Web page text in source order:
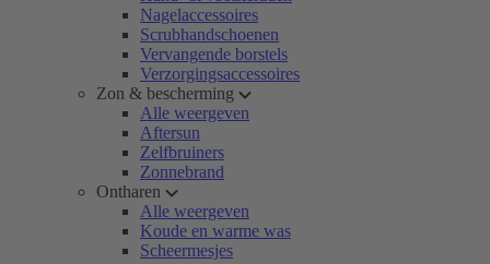
Nagelaccessoires
Scrubhandschoenen
Vervangende borstels
Verzorgingsaccessoires
Zon & bescherming
Alle weergeven
Aftersun
Zelfbruiners
Zonnebrand
Ontharen
Alle weergeven
Koude en warme was
Scheermesjes